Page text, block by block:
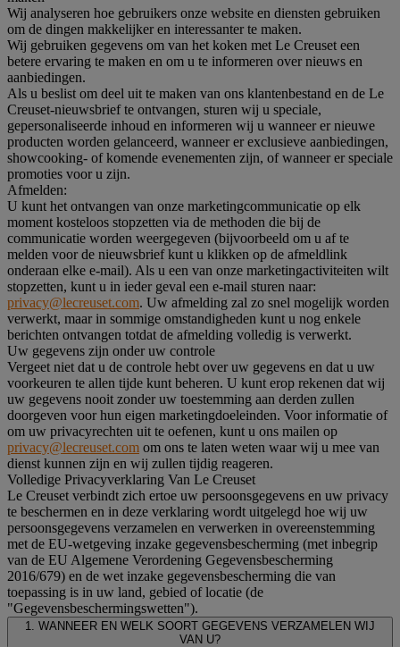
Wij analyseren hoe gebruikers onze website en diensten gebruiken
om de dingen makkelijker en interessanter te maken.
Wij gebruiken gegevens om van het koken met Le Creuset een
betere ervaring te maken en om u te informeren over nieuws en
aanbiedingen.
Als u beslist om deel uit te maken van ons klantenbestand en de Le
Creuset-nieuwsbrief te ontvangen, sturen wij u speciale,
gepersonaliseerde inhoud en informeren wij u wanneer er nieuwe
producten worden gelanceerd, wanneer er exclusieve aanbiedingen,
showcooking- of komende evenementen zijn, of wanneer er speciale
promoties voor u zijn.
Afmelden:
U kunt het ontvangen van onze marketingcommunicatie op elk
moment kosteloos stopzetten via de methoden die bij de
communicatie worden weergegeven (bijvoorbeeld om u af te
melden voor de nieuwsbrief kunt u klikken op de afmeldlink
onderaan elke e-mail). Als u een van onze marketingactiviteiten wilt
stopzetten, kunt u in ieder geval een e-mail sturen naar:
privacy@lecreuset.com. Uw afmelding zal zo snel mogelijk worden
verwerkt, maar in sommige omstandigheden kunt u nog enkele
berichten ontvangen totdat de afmelding volledig is verwerkt.
Uw gegevens zijn onder uw controle
Vergeet niet dat u de controle hebt over uw gegevens en dat u uw
voorkeuren te allen tijde kunt beheren. U kunt erop rekenen dat wij
uw gegevens nooit zonder uw toestemming aan derden zullen
doorgeven voor hun eigen marketingdoeleinden. Voor informatie of
om uw privacyrechten uit te oefenen, kunt u ons mailen op
privacy@lecreuset.com om ons te laten weten waar wij u mee van
dienst kunnen zijn en wij zullen tijdig reageren.
Volledige Privacyverklaring Van Le Creuset
Le Creuset verbindt zich ertoe uw persoonsgegevens en uw privacy
te beschermen en in deze verklaring wordt uitgelegd hoe wij uw
persoonsgegevens verzamelen en verwerken in overeenstemming
met de EU-wetgeving inzake gegevensbescherming (met inbegrip
van de EU Algemene Verordening Gegevensbescherming
2016/679) en de wet inzake gegevensbescherming die van
toepassing is in uw land, gebied of locatie (de
"Gegevensbeschermingswetten").
1. WANNEER EN WELK SOORT GEGEVENS VERZAMELEN WIJ
VAN U?